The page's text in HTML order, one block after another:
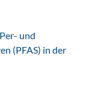
und
(PFAS) in der